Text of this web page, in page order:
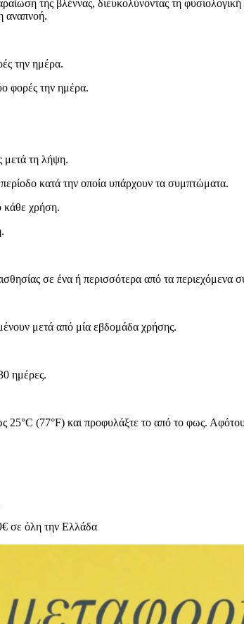
της βλέννας, διευκολύνοντας τη
αναπνοή.
την ημέρα.
φορές την ημέρα.
μετά τη λήψη.
κατά την οποία υπάρχουν τα συμπτώματα.
κάθε χρήση.
σε ένα ή περισσότερα από τα περιεχόμενα
μετά από μία εβδομάδα χρήσης.
ημέρες.
(77°F) και προφυλάξτε το από το φως.
σε όλη την Ελλάδα